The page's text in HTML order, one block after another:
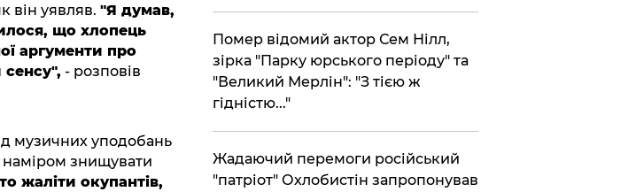
він уявляв. "Я думав,
що хлопець
аргументи про
сенсу", - розповів
музичних уподобань
наміром знищувати
жаліти окупантів,
Помер відомий актор Сем Нілл,
зірка "Парку юрського періоду" та
"Великий Мерлін": "З тією ж
гідністю..."
Жадаючий перемоги російський
"патріот" Охлобистін запропонував